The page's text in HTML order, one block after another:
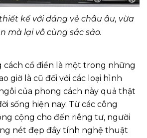
kế với dáng vẻ châu âu, vừa
mà lại vô cùng sắc sảo.
cách cổ điển là một trong những
giờ là cũ đối với các loại hình
của phong cách này quả thật
sống hiện nay. Từ các công
cộng cho đến riêng tư, người
nét đẹp đầy tính nghệ thuật